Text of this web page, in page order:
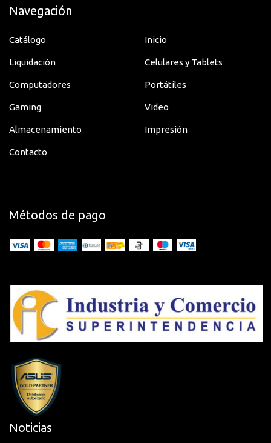
Modelo ZAEJ0134CO con soporte técnico oficial
Navegación
Catálogo Inicio
Liquidación Celulares y Tablets
Computadores Portátiles
Gaming Video
Almacenamiento Impresión
Contacto
Métodos de pago
Noticias